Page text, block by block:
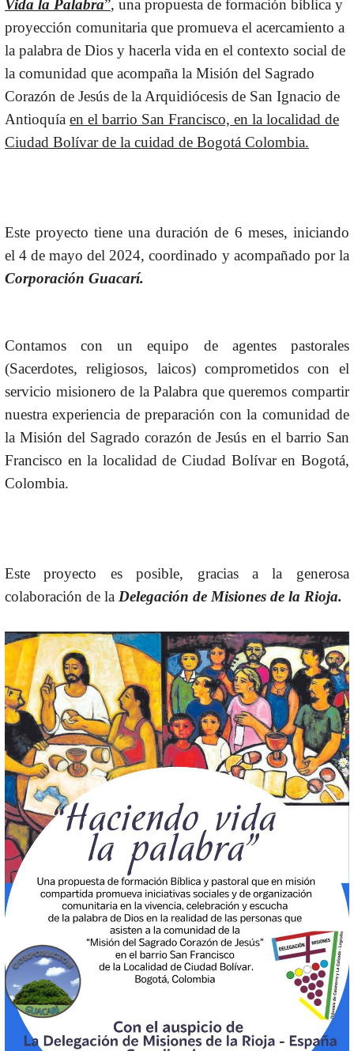
Vida la Palabra”, una propuesta de formación bíblica y
proyección comunitaria que promueva el acercamiento a
la palabra de Dios y hacerla vida en el contexto social de
la comunidad que acompaña la Misión del Sagrado
Corazón de Jesús de la Arquidiócesis de San Ignacio de
Antioquía en el barrio San Francisco, en la localidad de
Ciudad Bolívar de la cuidad de Bogotá Colombia.
Este proyecto tiene una duración de 6 meses, iniciando
el 4 de mayo del 2024, coordinado y acompañado por la
Corporación Guacarí.
Contamos con un equipo de agentes pastorales
(Sacerdotes, religiosos, laicos) comprometidos con el
servicio misionero de la Palabra que queremos compartir
nuestra experiencia de preparación con la comunidad de
la Misión del Sagrado corazón de Jesús en el barrio San
Francisco en la localidad de Ciudad Bolívar en Bogotá,
Colombia.
Este proyecto es posible, gracias a la generosa
colaboración de la Delegación de Misiones de la Rioja.